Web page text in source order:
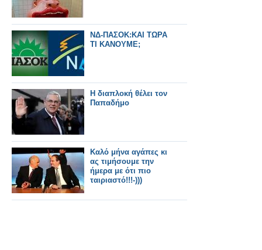
ΝΔ-ΠΑΣΟΚ:KAI TΩΡΑ
ΤΙ ΚΑΝΟΥΜΕ;
Η διαπλοκή θέλει τον
Παπαδήμο
Kαλό μήνα αγάπες κι
ας τιμήσουμε την
ήμερα με ότι πιο
ταιριαστό!!!-)))